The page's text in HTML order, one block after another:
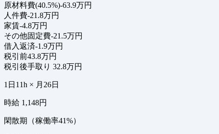
原材料費(40.5%)-63.9万円
人件費-21.8万円
家賃-4.8万円
その他固定費-21.5万円
借入返済-1.9万円
税引前43.8万円
税引後手取り 32.8万円
1日11h × 月26日
時給 1,148円
閑散期（稼働率41%）